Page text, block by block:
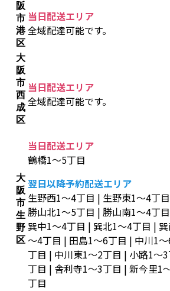
阪
市
港
区
当日配送エリア
全域配達可能です。
大
阪
市
西
成
区
当日配送エリア
全域配達可能です。
大
阪
市
生
野
区
当日配送エリア
鶴橋1～5丁目
翌日以降予約配送エリア
生野西1～4丁目 | 生野東1～4丁
勝山北1～5丁目 | 勝山南1～4丁
巽中1～4丁目 | 巽北1～4丁目 |
～4丁目 | 田島1～6丁目 | 中川1
丁目 | 中川東1～2丁目 | 小路1～
丁目 | 舎利寺1～3丁目 | 新今里1
丁目